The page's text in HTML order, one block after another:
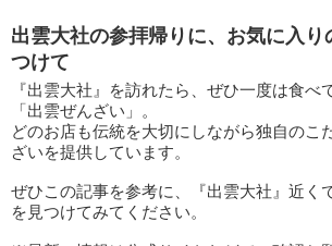
出雲大社の参拝帰りに、お気に入り
つけて
『出雲大社』を訪れたら、ぜひ一度は食べ
「出雲ぜんざい」。
どのお店も伝統を大切にしながら独自のこ
ざいを提供しています。
ぜひこの記事を参考に、『出雲大社』近く
を見つけてみてください。